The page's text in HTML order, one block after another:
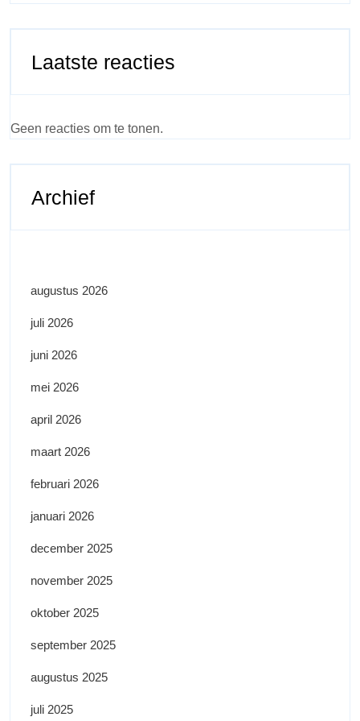
Laatste reacties
Geen reacties om te tonen.
Archief
augustus 2026
juli 2026
juni 2026
mei 2026
april 2026
maart 2026
februari 2026
januari 2026
december 2025
november 2025
oktober 2025
september 2025
augustus 2025
juli 2025